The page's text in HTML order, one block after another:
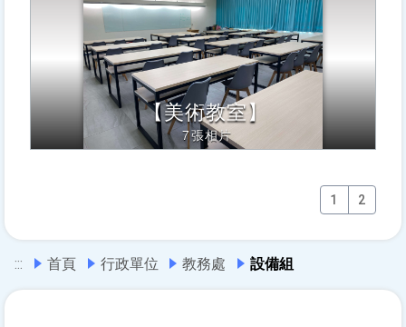
【美術教室】
7張相片
1 2
::: 首頁 行政單位 教務處 設備組